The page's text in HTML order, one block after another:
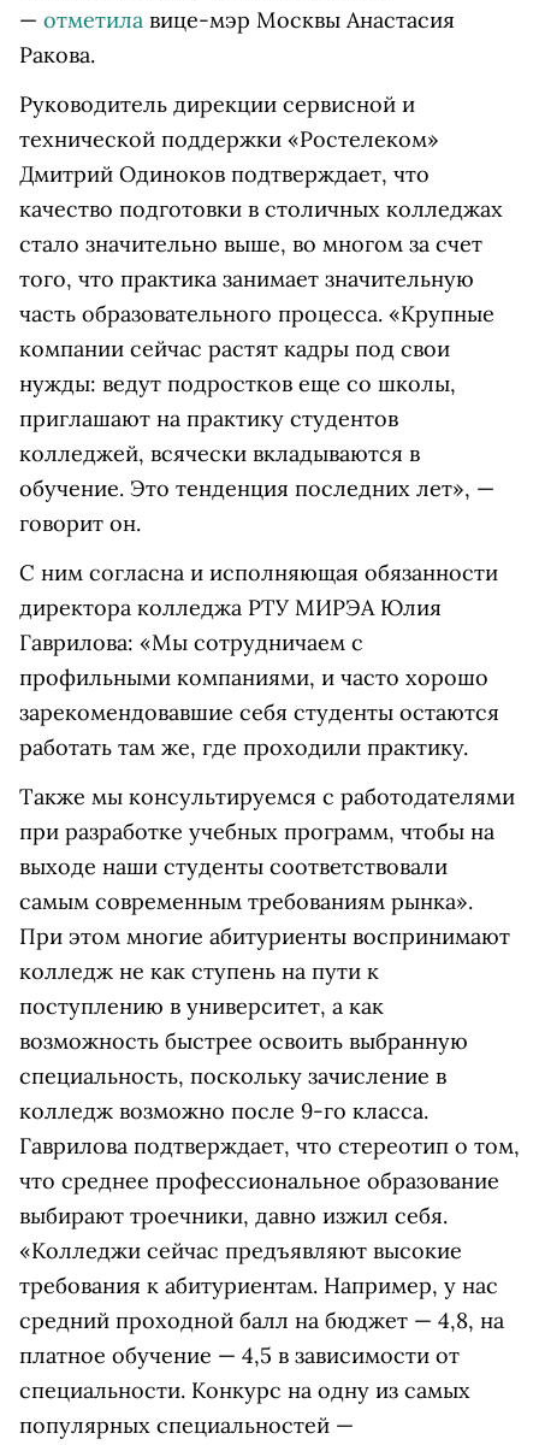
— отметила вице-мэр Москвы Анастасия
Ракова.
Руководитель дирекции сервисной и
технической поддержки «Ростелеком»
Дмитрий Одиноков подтверждает, что
качество подготовки в столичных колледжах
стало значительно выше, во многом за счет
того, что практика занимает значительную
часть образовательного процесса. «Крупные
компании сейчас растят кадры под свои
нужды: ведут подростков еще со школы,
приглашают на практику студентов
колледжей, всячески вкладываются в
обучение. Это тенденция последних лет», —
говорит он.
С ним согласна и исполняющая обязанности
директора колледжа РТУ МИРЭА Юлия
Гаврилова: «Мы сотрудничаем с
профильными компаниями, и часто хорошо
зарекомендовавшие себя студенты остаются
работать там же, где проходили практику.
Также мы консультируемся с работодателями
при разработке учебных программ, чтобы на
выходе наши студенты соответствовали
самым современным требованиям рынка».
При этом многие абитуриенты воспринимают
колледж не как ступень на пути к
поступлению в университет, а как
возможность быстрее освоить выбранную
специальность, поскольку зачисление в
колледж возможно после 9-го класса.
Гаврилова подтверждает, что стереотип о том,
что среднее профессиональное образование
выбирают троечники, давно изжил себя.
«Колледжи сейчас предъявляют высокие
требования к абитуриентам. Например, у нас
средний проходной балл на бюджет — 4,8, на
платное обучение — 4,5 в зависимости от
специальности. Конкурс на одну из самых
популярных специальностей —